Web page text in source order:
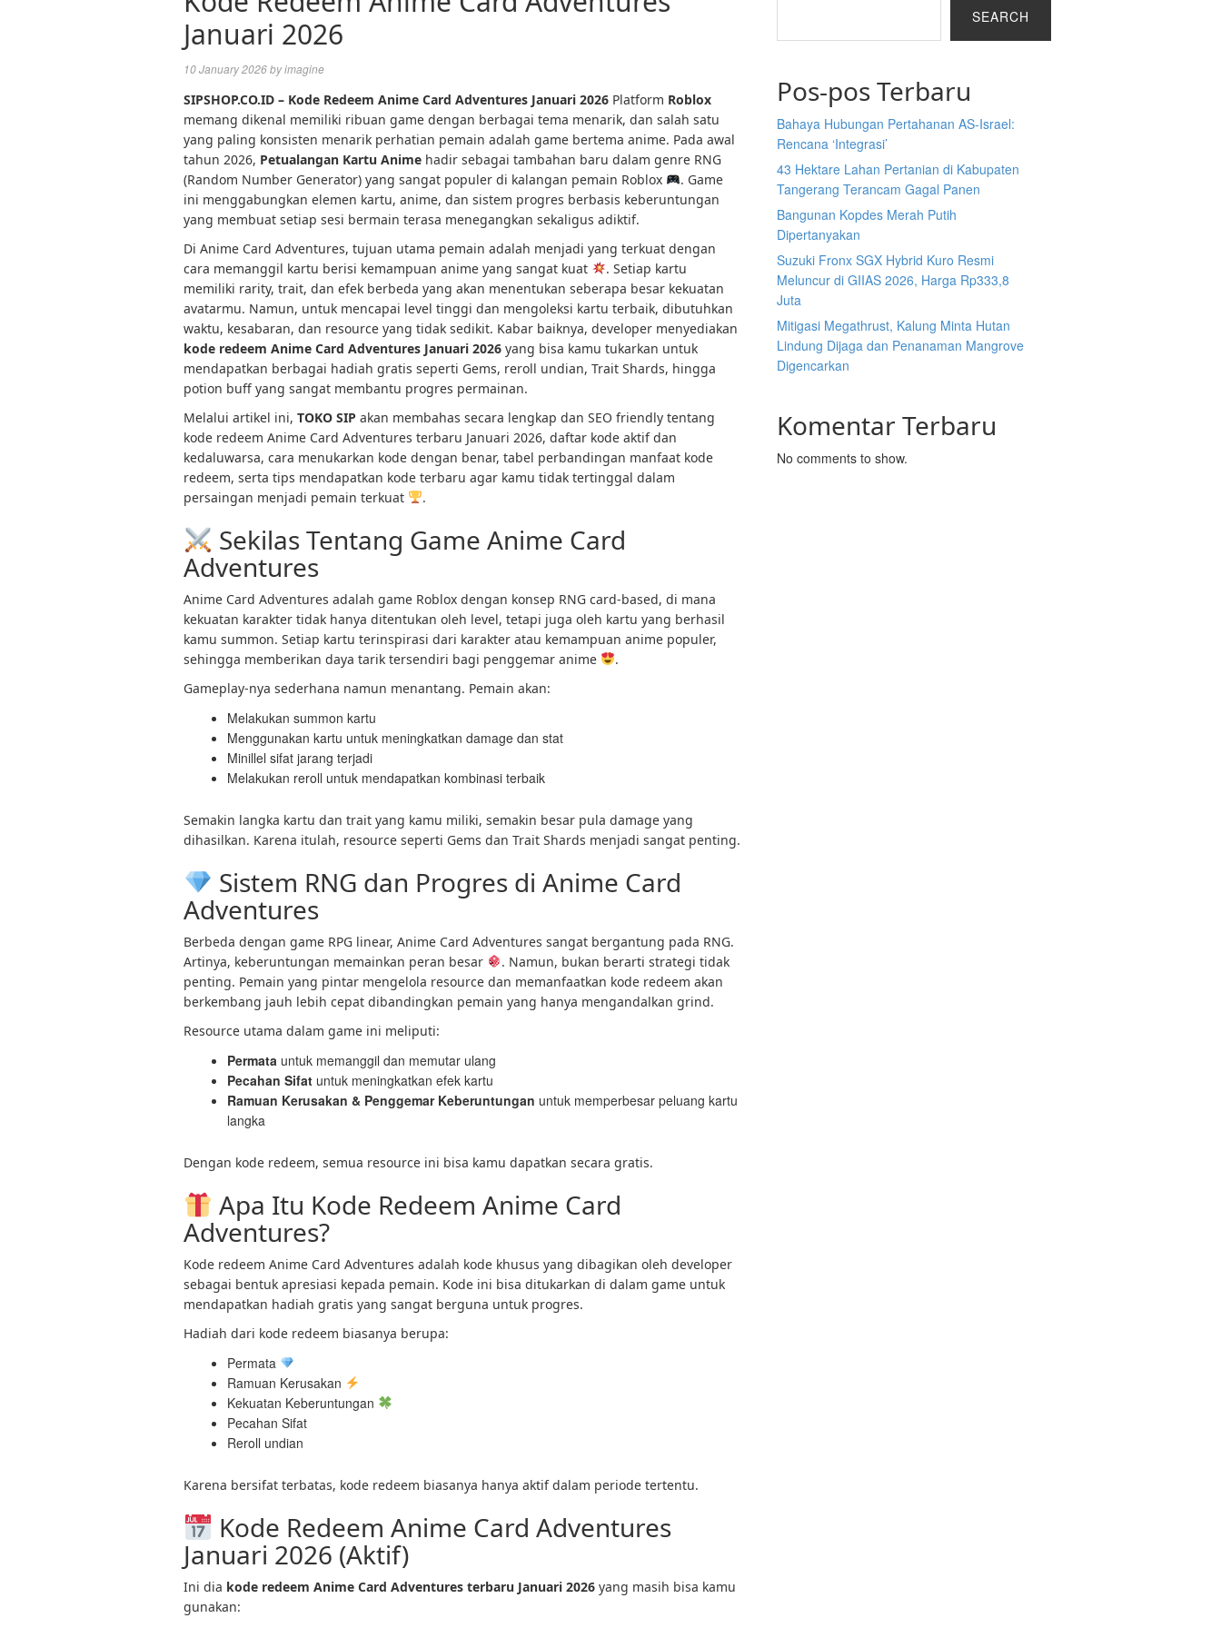
Januari 2026
10 January 2026byimagine
SIPSHOP.CO.ID – Kode Redeem Anime Card Adventures Januari 2026 Platform Roblox
memang dikenal memiliki ribuan game dengan berbagai tema menarik, dan salah satu
yang paling konsisten menarik perhatian pemain adalah game bertema anime. Pada awal
tahun 2026, Petualangan Kartu Anime hadir sebagai tambahan baru dalam genre RNG
(Random Number Generator) yang sangat populer di kalangan pemain Roblox
. Game
ini menggabungkan elemen kartu, anime, dan sistem progres berbasis keberuntungan
yang membuat setiap sesi bermain terasa menegangkan sekaligus adiktif.
Di Anime Card Adventures, tujuan utama pemain adalah menjadi yang terkuat dengan
cara memanggil kartu berisi kemampuan anime yang sangat kuat
. Setiap kartu
memiliki rarity, trait, dan efek berbeda yang akan menentukan seberapa besar kekuatan
avatarmu. Namun, untuk mencapai level tinggi dan mengoleksi kartu terbaik, dibutuhkan
waktu, kesabaran, dan resource yang tidak sedikit. Kabar baiknya, developer menyediakan
kode redeem Anime Card Adventures Januari 2026 yang bisa kamu tukarkan untuk
mendapatkan berbagai hadiah gratis seperti Gems, reroll undian, Trait Shards, hingga
potion buff yang sangat membantu progres permainan.
Melalui artikel ini, TOKO SIP akan membahas secara lengkap dan SEO friendly tentang
kode redeem Anime Card Adventures terbaru Januari 2026, daftar kode aktif dan
kedaluwarsa, cara menukarkan kode dengan benar, tabel perbandingan manfaat kode
redeem, serta tips mendapatkan kode terbaru agar kamu tidak tertinggal dalam
persaingan menjadi pemain terkuat
.
Sekilas Tentang Game Anime Card
Adventures
Anime Card Adventures adalah game Roblox dengan konsep RNG card-based, di mana
kekuatan karakter tidak hanya ditentukan oleh level, tetapi juga oleh kartu yang berhasil
kamu summon. Setiap kartu terinspirasi dari karakter atau kemampuan anime populer,
sehingga memberikan daya tarik tersendiri bagi penggemar anime
.
Gameplay-nya sederhana namun menantang. Pemain akan:
Melakukan summon kartu
Menggunakan kartu untuk meningkatkan damage dan stat
Minillel sifat jarang terjadi
Melakukan reroll untuk mendapatkan kombinasi terbaik
Semakin langka kartu dan trait yang kamu miliki, semakin besar pula damage yang
dihasilkan. Karena itulah, resource seperti Gems dan Trait Shards menjadi sangat penting.
Sistem RNG dan Progres di Anime Card
Adventures
Berbeda dengan game RPG linear, Anime Card Adventures sangat bergantung pada RNG.
Artinya, keberuntungan memainkan peran besar
. Namun, bukan berarti strategi tidak
penting. Pemain yang pintar mengelola resource dan memanfaatkan kode redeem akan
berkembang jauh lebih cepat dibandingkan pemain yang hanya mengandalkan grind.
Resource utama dalam game ini meliputi:
Permata untuk memanggil dan memutar ulang
Pecahan Sifat untuk meningkatkan efek kartu
Ramuan Kerusakan & Penggemar Keberuntungan untuk memperbesar peluang kartu
langka
Dengan kode redeem, semua resource ini bisa kamu dapatkan secara gratis.
Apa Itu Kode Redeem Anime Card
Adventures?
Kode redeem Anime Card Adventures adalah kode khusus yang dibagikan oleh developer
sebagai bentuk apresiasi kepada pemain. Kode ini bisa ditukarkan di dalam game untuk
mendapatkan hadiah gratis yang sangat berguna untuk progres.
Hadiah dari kode redeem biasanya berupa:
Permata
Ramuan Kerusakan
Kekuatan Keberuntungan
Pecahan Sifat
Reroll undian
Karena bersifat terbatas, kode redeem biasanya hanya aktif dalam periode tertentu.
Kode Redeem Anime Card Adventures
Januari 2026 (Aktif)
Ini dia kode redeem Anime Card Adventures terbaru Januari 2026 yang masih bisa kamu
gunakan:
SEARCH
Pos-pos Terbaru
Bahaya Hubungan Pertahanan AS-Israel:
Rencana ‘Integrasi’
43 Hektare Lahan Pertanian di Kabupaten
Tangerang Terancam Gagal Panen
Bangunan Kopdes Merah Putih
Dipertanyakan
Suzuki Fronx SGX Hybrid Kuro Resmi
Meluncur di GIIAS 2026, Harga Rp333,8
Juta
Mitigasi Megathrust, Kalung Minta Hutan
Lindung Dijaga dan Penanaman Mangrove
Digencarkan
Komentar Terbaru
No comments to show.